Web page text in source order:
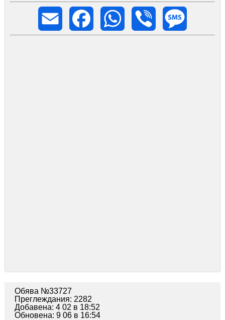
Email
Facebook WhatsApp Viber
Обява №33727
Преглеждания: 2282
Добавена: 4 02 в 18:52
Обновена: 9 06 в 16:54